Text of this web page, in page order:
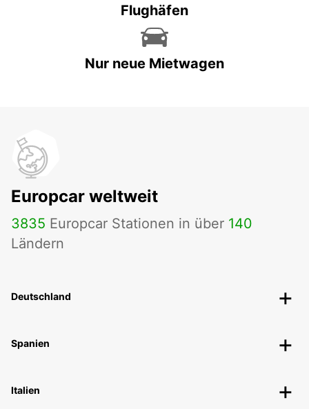
Flughäfen
Nur neue Mietwagen
Europcar weltweit
3835 Europcar Stationen in über 140
Ländern
Deutschland
Spanien
Italien